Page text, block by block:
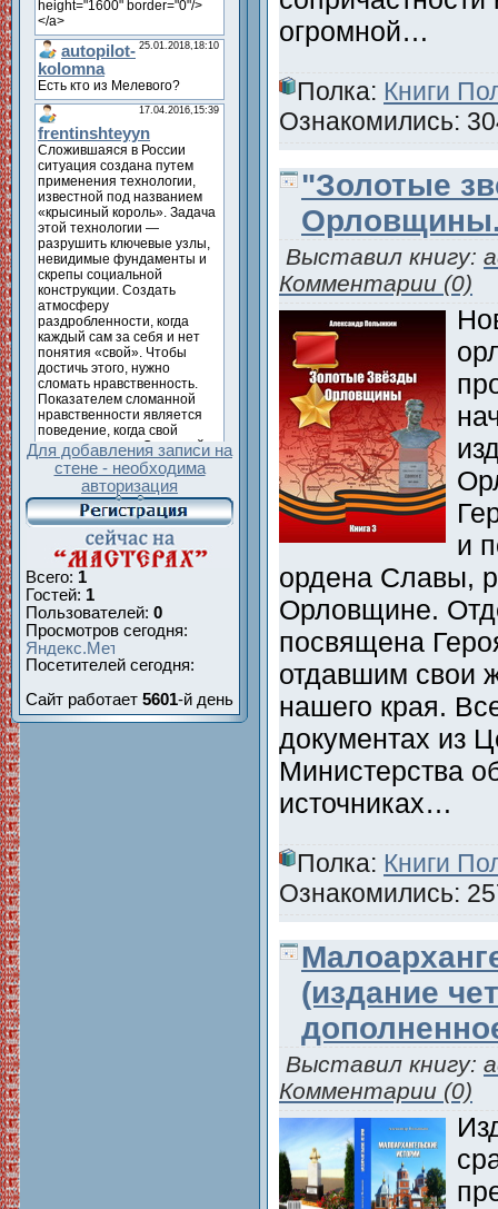
Для добавления записи на
стене - необходима
авторизация
Всего: 1
Гостей: 1
Пользователей: 0
Просмотров сегодня:
Посетителей сегодня:
Сайт работает 5601-й день
огромной…
Полка: Книги
Ознакомились:
"Золотые
Выставил книгу:
Комментарии (0)
и
ордена Славы,
Орловщине.
посвящена
отдавшим свои
нашего края.
документах из
Министерства
источниках…
Полка: Книги
Ознакомились:
(издание
Выставил книгу:
Комментарии (0)